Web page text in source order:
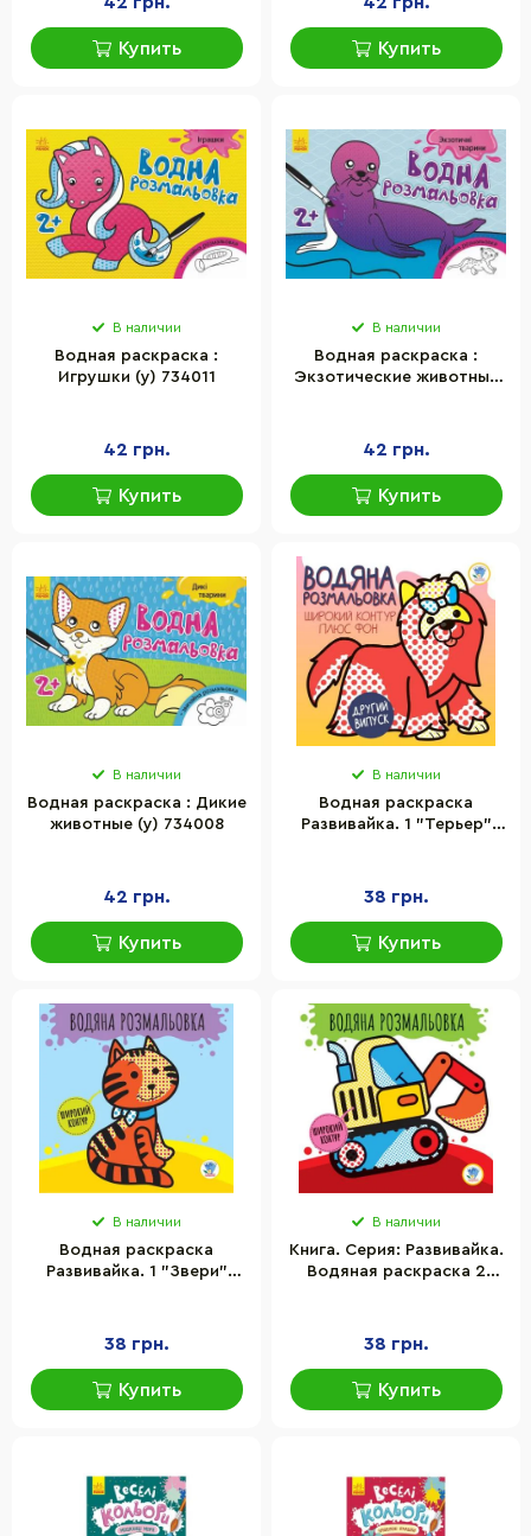
Купить Купить
В наличии
Водная раскраска :
Игрушки (у) 734011
42 грн.
Купить
В наличии
Водная раскраска :
Экзотические животные
42 грн.
Купить
В наличии
Водная раскраска : Дикие
животные (у) 734008
42 грн.
Купить
В наличии
Водная раскраска
Развивайка. 1 "Терьер"
38 грн.
Купить
В наличии
Водная раскраска
Развивайка. 1 "Звери"
38 грн.
Купить
В наличии
Книга. Серия: Развивайка.
Водяная раскраска 2
38 грн.
Купить